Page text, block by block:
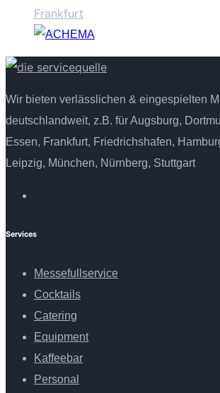
Frankfurt
Wir bieten verlässlichen & eingespielten
deutschlandweit, z.B. für Augsburg,
Essen, Frankfurt, Friedrichshafen,
Leipzig, München, Nürnberg, Stuttgart
Services
Messefullservice
Cocktails
Catering
Equipment
Kaffeebar
Personal